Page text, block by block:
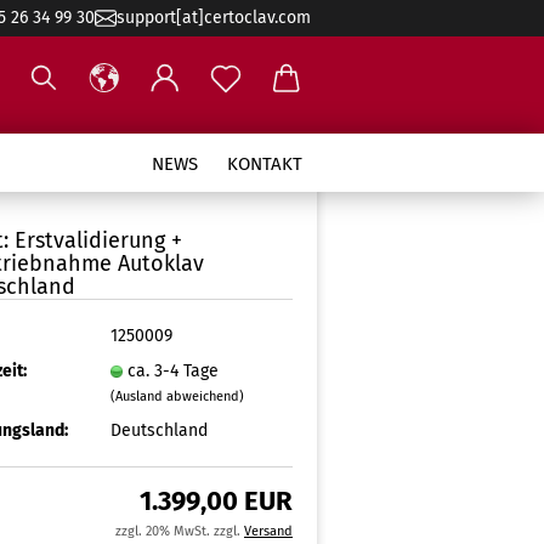
26 34 99 30 support[at]certoclav.com
NEWS KONTAKT
Erstvalidierung +
Autoklav
1250009
ca. 3-4 Tage
(Ausland abweichend)
Deutschland
1.399,00 EUR
zzgl. 20% MwSt. zzgl. Versand